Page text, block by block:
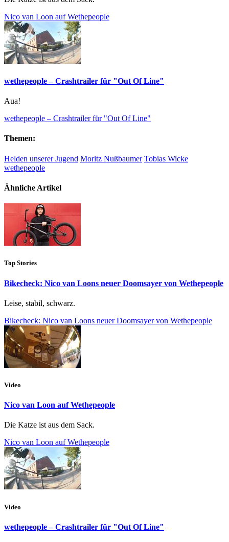
Nico van Loon auf Wethepeople
wethepeople – Crashtrailer für "Out Of Line"
Aua!
wethepeople – Crashtrailer für "Out Of Line"
Themen:
Helden unserer Jugend Moritz Nußbaumer Tobias Wicke
wethepeople
Ähnliche Artikel
Top Stories
Bikecheck: Nico van Loons neuer Doomsayer von Wethepeople
Leise, stabil, schwarz.
Bikecheck: Nico van Loons neuer Doomsayer von Wethepeople
Video
Nico van Loon auf Wethepeople
Die Katze ist aus dem Sack.
Nico van Loon auf Wethepeople
Video
wethepeople – Crashtrailer für "Out Of Line"